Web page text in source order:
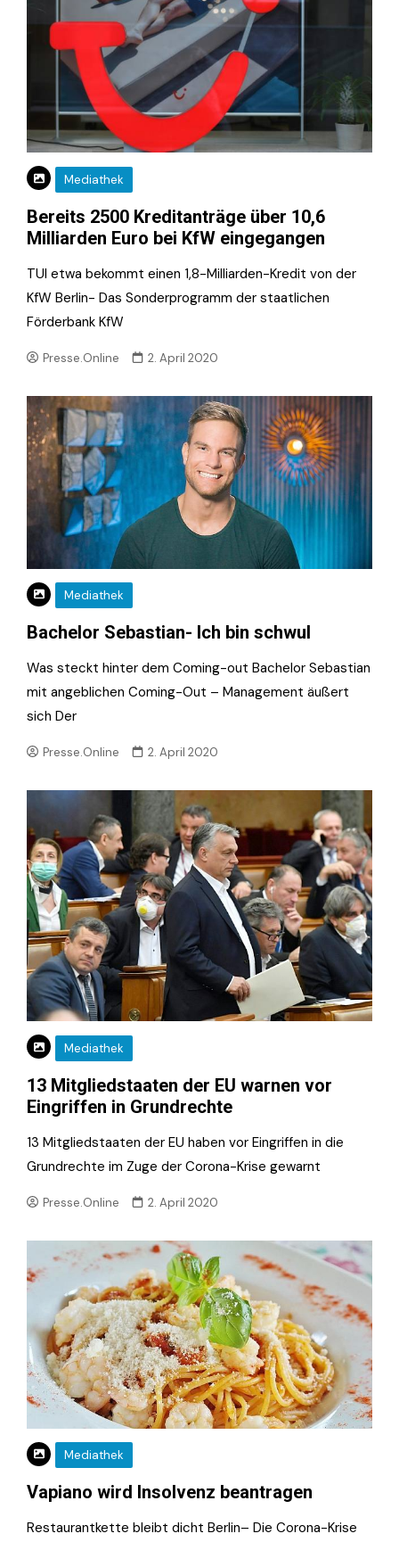
Mediathek
Bereits 2500 Kreditanträge über 10,6
Milliarden Euro bei KfW eingegangen
TUI etwa bekommt einen 1,8-Milliarden-Kredit von der
KfW Berlin- Das Sonderprogramm der staatlichen
Förderbank KfW
Presse.Online 2. April 2020
Mediathek
Bachelor Sebastian- Ich bin schwul
Was steckt hinter dem Coming-out Bachelor Sebastian
mit angeblichen Coming-Out – Management äußert
sich Der
Presse.Online 2. April 2020
Mediathek
13 Mitgliedstaaten der EU warnen vor
Eingriffen in Grundrechte
13 Mitgliedstaaten der EU haben vor Eingriffen in die
Grundrechte im Zuge der Corona-Krise gewarnt
Presse.Online 2. April 2020
Mediathek
Vapiano wird Insolvenz beantragen
Restaurantkette bleibt dicht Berlin– Die Corona-Krise